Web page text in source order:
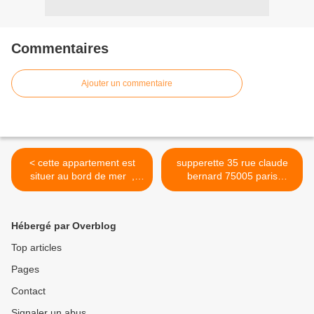
Commentaires
Ajouter un commentaire
< cette appartement est
situer au bord de mer ,
avoir les pieds dans
supperette 35 rue claude
bernard 75005 paris
telephone 0143378094 >
Hébergé par Overblog
Top articles
Pages
Contact